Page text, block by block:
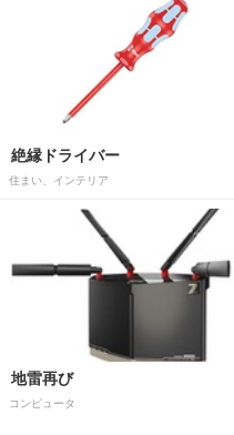
絶縁ドライバー
住まい、インテリア
地雷再び
コンピュータ